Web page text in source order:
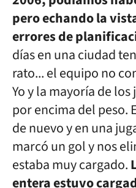
pero echando la
errores de
días en una ciudad
rato... el equipo no
Yo y la mayoría de
por encima del peso.
de nuevo y en una
marcó un gol y nos
estaba muy cargado.
entera estuvo